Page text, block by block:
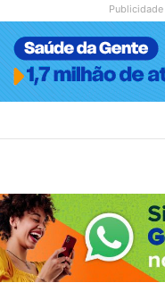
Publicidade